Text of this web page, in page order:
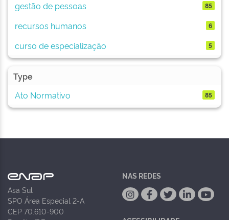
gestão de pessoas 85
recursos humanos 6
curso de especialização 5
Type
Ato Normativo
85
Asa Sul
SPO Área Especial 2-A
CEP 70.610-900
NAS REDES